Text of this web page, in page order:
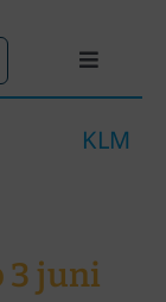
Toggle
KLM
3 juni